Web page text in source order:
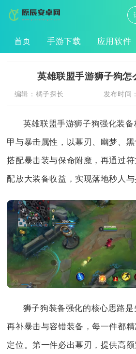
首页 手游下载 应用软件
英雄联盟手游狮子狗怎
编辑： 橘子探长 发布时间：
英雄联盟手游狮子狗强化装
甲与暴击属性，以幕刃、幽梦、黑
搭配暴击装与保命附魔，再通过
配放大装备收益，实现落地秒人与
狮子狗装备强化的核心思路是
再补暴击与容错装备，每一件都
定位。第一件必出幕刃，提供高